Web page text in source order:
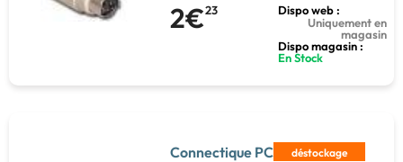
2€23
Dispo web :
Uniquement en
magasin
Dispo magasin :
En Stock
Connectique PC déstockage